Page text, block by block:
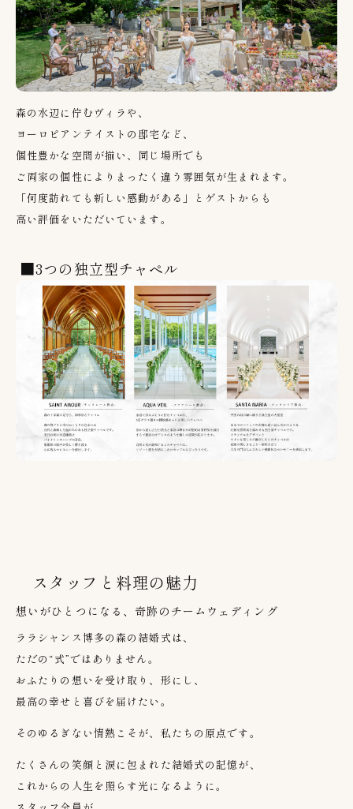
森の水辺に佇むヴィラや、
ヨーロピアンテイストの邸宅など、
個性豊かな空間が揃い、同じ場所でも
ご両家の個性によりまったく違う雰囲気が生まれます。
「何度訪れても新しい感動がある」とゲストからも
高い評価をいただいています。
■3つの独立型チャペル
スタッフと料理の魅力
想いがひとつになる、奇跡のチームウェディング
ララシャンス博多の森の結婚式は、
ただの “式”ではありません。
おふたりの想いを受け取り、形にし、
最高の幸せと喜びを届けたい。
そのゆるぎない情熱こそが、私たちの原点です。
たくさんの笑顔と涙に包まれた結婚式の記憶が、
これからの人生を照らす光になるように。